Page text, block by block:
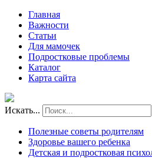
Главная
Важности
Статьи
Для мамочек
Подростковые проблемы
Каталог
Карта сайта
Искать...
Полезные советы родителям
Здоровье вашего ребенка
Детская и подростковая